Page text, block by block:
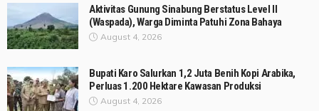
Aktivitas Gunung Sinabung Berstatus Level II
(Waspada), Warga Diminta Patuhi Zona Bahaya
August 4, 2026
Bupati Karo Salurkan 1,2 Juta Benih Kopi Arabika,
Perluas 1.200 Hektare Kawasan Produksi
August 4, 2026